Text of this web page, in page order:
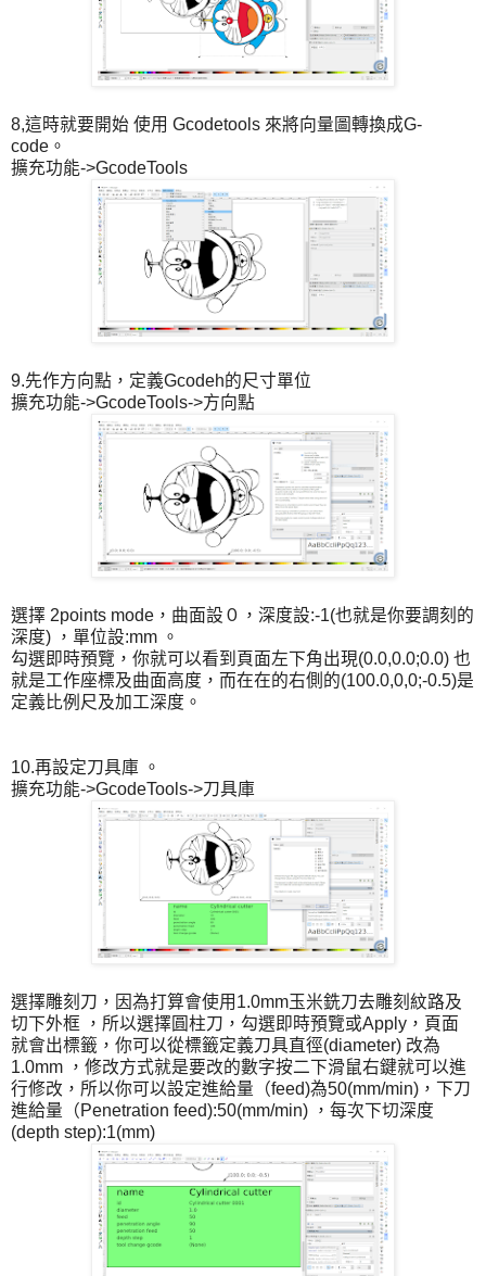
8,這時就要開始 使用 Gcodetools 來將向量圖轉換成G-
code。
擴充功能->GcodeTools
9.先作方向點，定義Gcodeh的尺寸單位
擴充功能->GcodeTools->方向點
選擇 2points mode，曲面設０，深度設:-1(也就是你要調刻的
深度) ，單位設:mm 。
勾選即時預覽，你就可以看到頁面左下角出現(0.0,0.0;0.0) 也
就是工作座標及曲面高度，而在在的右側的(100.0,0,0;-0.5)是
定義比例尺及加工深度。
10.再設定刀具庫 。
擴充功能->GcodeTools->刀具庫
選擇雕刻刀，因為打算會使用1.0mm玉米銑刀去雕刻紋路及
切下外框 ，所以選擇圓柱刀，勾選即時預覽或Apply，頁面
就會出標籤，你可以從標籤定義刀具直徑(diameter) 改為
1.0mm ，修改方式就是要改的數字按二下滑鼠右鍵就可以進
行修改，所以你可以設定進給量（feed)為50(mm/min)，下刀
進給量（Penetration feed):50(mm/min) ，每次下切深度
(depth step):1(mm)